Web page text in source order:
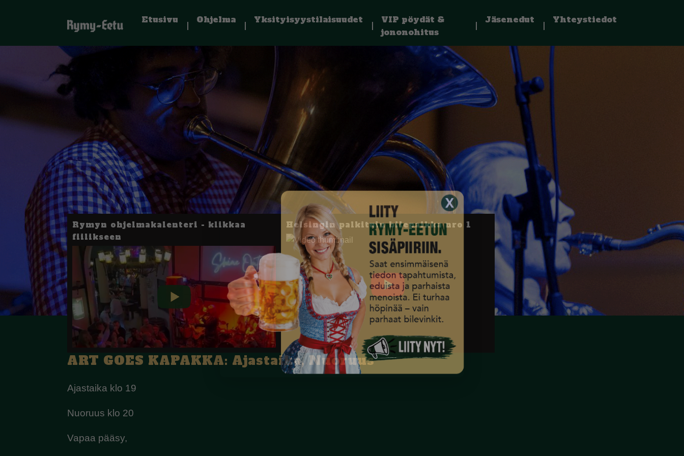
Etusivu Ohjelma Yksityisyystilaisuudet
VIP pöydät &
jononohitus
Jäsenedut Yhteystiedot
Rymyn ohjelmakalenteri - klikkaa
fiilikseen
Helsingin palkituin bilepaikka nro 1
ART GOES KAPAKKA: Ajastaika, Nuoruus
Ajastaika klo 19
Nuoruus klo 20
Vapaa pääsy,